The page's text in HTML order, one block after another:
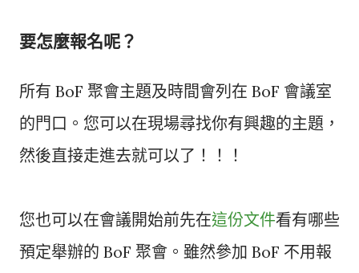
要怎麼報名呢？
所有 BoF 聚會主題及時間會列在 BoF 會議室
的門口。您可以在現場尋找你有興趣的主題，
然後直接走進去就可以了！！！
您也可以在會議開始前先在這份文件看有哪些
預定舉辦的 BoF 聚會。雖然參加 BoF 不用報